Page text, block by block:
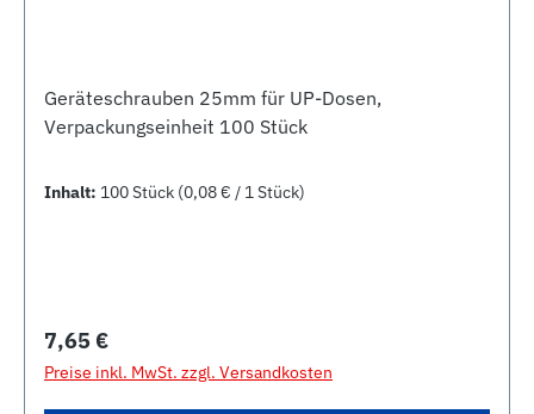
Geräteschrauben 25mm für UP-Dosen,
Verpackungseinheit 100 Stück
Inhalt: 100 Stück (0,08 € / 1 Stück)
Regulärer Preis:
7,65 €
Preise inkl. MwSt. zzgl. Versandkosten